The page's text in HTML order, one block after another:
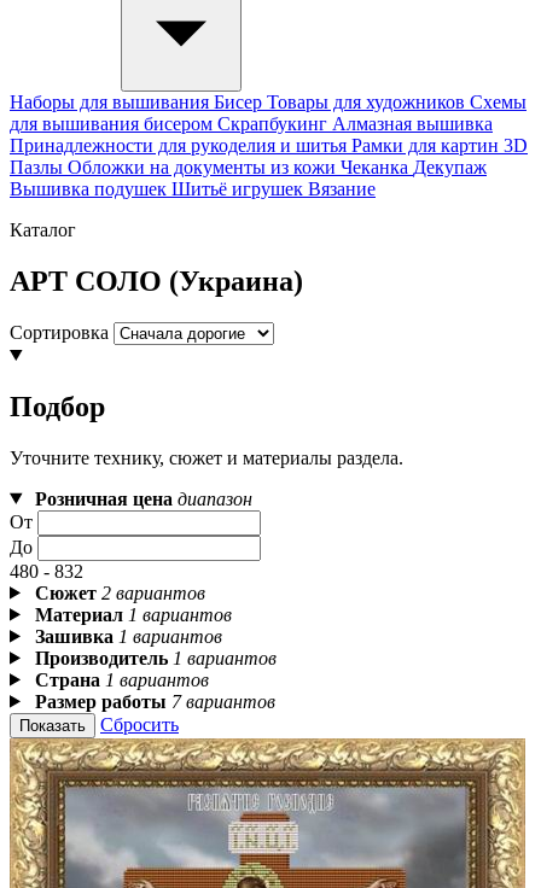
Наборы для вышивания Бисер Товары для художников Схемы
для вышивания бисером Скрапбукинг Алмазная вышивка
Принадлежности для рукоделия и шитья Рамки для картин 3D
Пазлы Обложки на документы из кожи Чеканка Декупаж
Вышивка подушек Шитьё игрушек Вязание
Каталог
АРТ СОЛО (Украина)
Сортировка
Подбор
Уточните технику, сюжет и материалы раздела.
Розничная цена диапазон
От
До
480 - 832
Сюжет 2 вариантов
Материал 1 вариантов
Зашивка 1 вариантов
Производитель 1 вариантов
Страна 1 вариантов
Размер работы 7 вариантов
Показать Сбросить